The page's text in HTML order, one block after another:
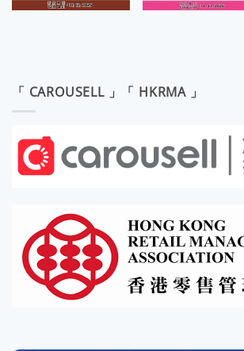
「 CAROUSELL 」「 HKRMA 」